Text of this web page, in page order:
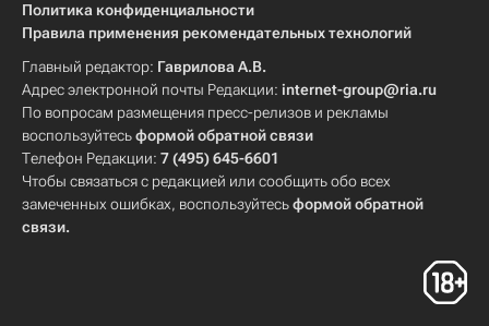
Политика конфиденциальности
Правила применения рекомендательных технологий
Главный редактор: Гаврилова А.В.
Адрес электронной почты Редакции: internet-group@ria.ru
По вопросам размещения пресс-релизов и рекламы
воспользуйтесьформой обратной связи
Телефон Редакции: 7 (495) 645-6601
Чтобы связаться с редакцией или сообщить обо всех
замеченных ошибках, воспользуйтесьформой обратной
связи.